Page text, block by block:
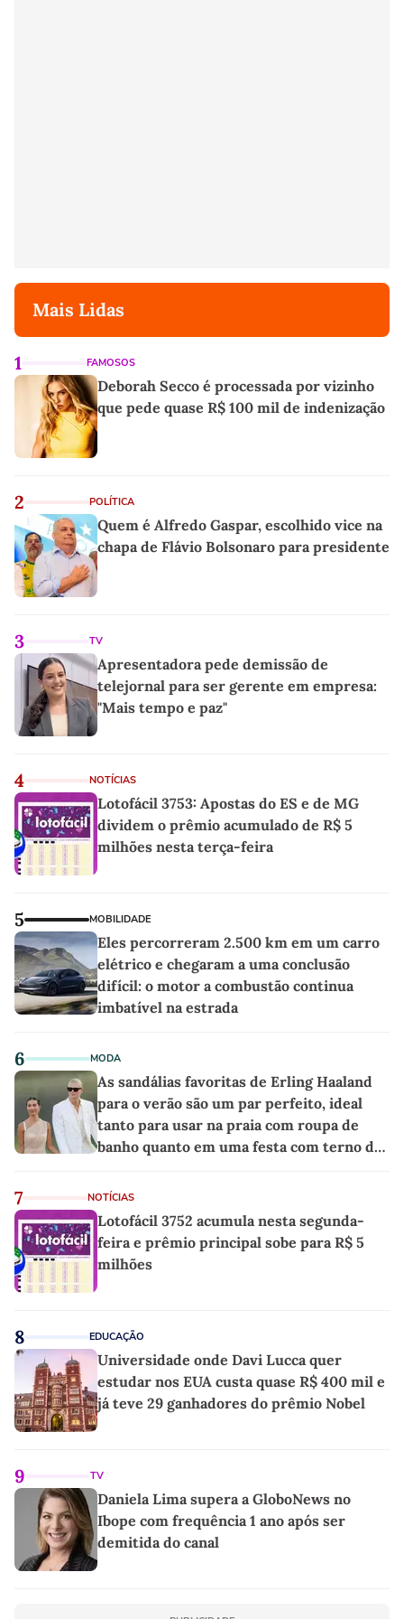
Mais Lidas
1 FAMOSOS
Deborah Secco é processada por vizinho
que pede quase R$ 100 mil de indenização
2 POLÍTICA
Quem é Alfredo Gaspar, escolhido vice na
chapa de Flávio Bolsonaro para presidente
3 TV
Apresentadora pede demissão de
telejornal para ser gerente em empresa:
"Mais tempo e paz"
4 NOTÍCIAS
Lotofácil 3753: Apostas do ES e de MG
dividem o prêmio acumulado de R$ 5
milhões nesta terça-feira
5 MOBILIDADE
Eles percorreram 2.500 km em um carro
elétrico e chegaram a uma conclusão
difícil: o motor a combustão continua
imbatível na estrada
6 MODA
As sandálias favoritas de Erling Haaland
para o verão são um par perfeito, ideal
tanto para usar na praia com roupa de
banho quanto em uma festa com terno de
7 NOTÍCIAS
Lotofácil 3752 acumula nesta segunda-
feira e prêmio principal sobe para R$ 5
milhões
8 EDUCAÇÃO
Universidade onde Davi Lucca quer
estudar nos EUA custa quase R$ 400 mil e
já teve 29 ganhadores do prêmio Nobel
9 TV
Daniela Lima supera a GloboNews no
Ibope com frequência 1 ano após ser
demitida do canal